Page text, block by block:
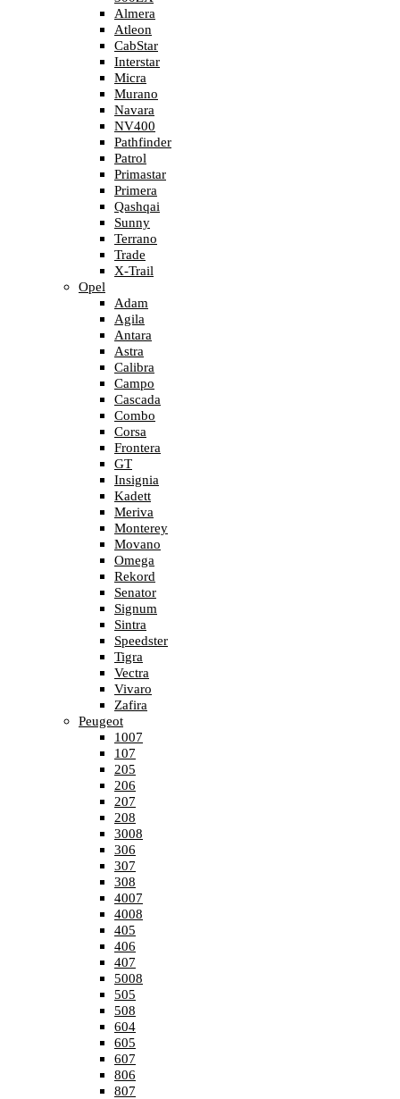
Almera
Atleon
CabStar
Interstar
Micra
Murano
Navara
NV400
Pathfinder
Patrol
Primastar
Primera
Qashqai
Sunny
Terrano
Trade
X-Trail
Opel
Adam
Agila
Antara
Astra
Calibra
Campo
Cascada
Combo
Corsa
Frontera
GT
Insignia
Kadett
Meriva
Monterey
Movano
Omega
Rekord
Senator
Signum
Sintra
Speedster
Tigra
Vectra
Vivaro
Zafira
Peugeot
1007
107
205
206
207
208
3008
306
307
308
4007
4008
405
406
407
5008
505
508
604
605
607
806
807